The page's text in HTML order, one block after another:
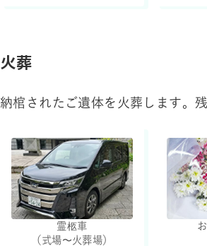
火葬
納棺されたご遺体を火葬します。
霊柩車
（式場〜火葬場）